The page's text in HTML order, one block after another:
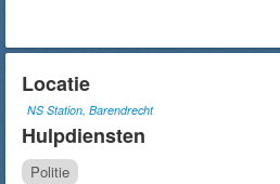
Locatie
NS Station, Barendrecht
Hulpdiensten
Politie